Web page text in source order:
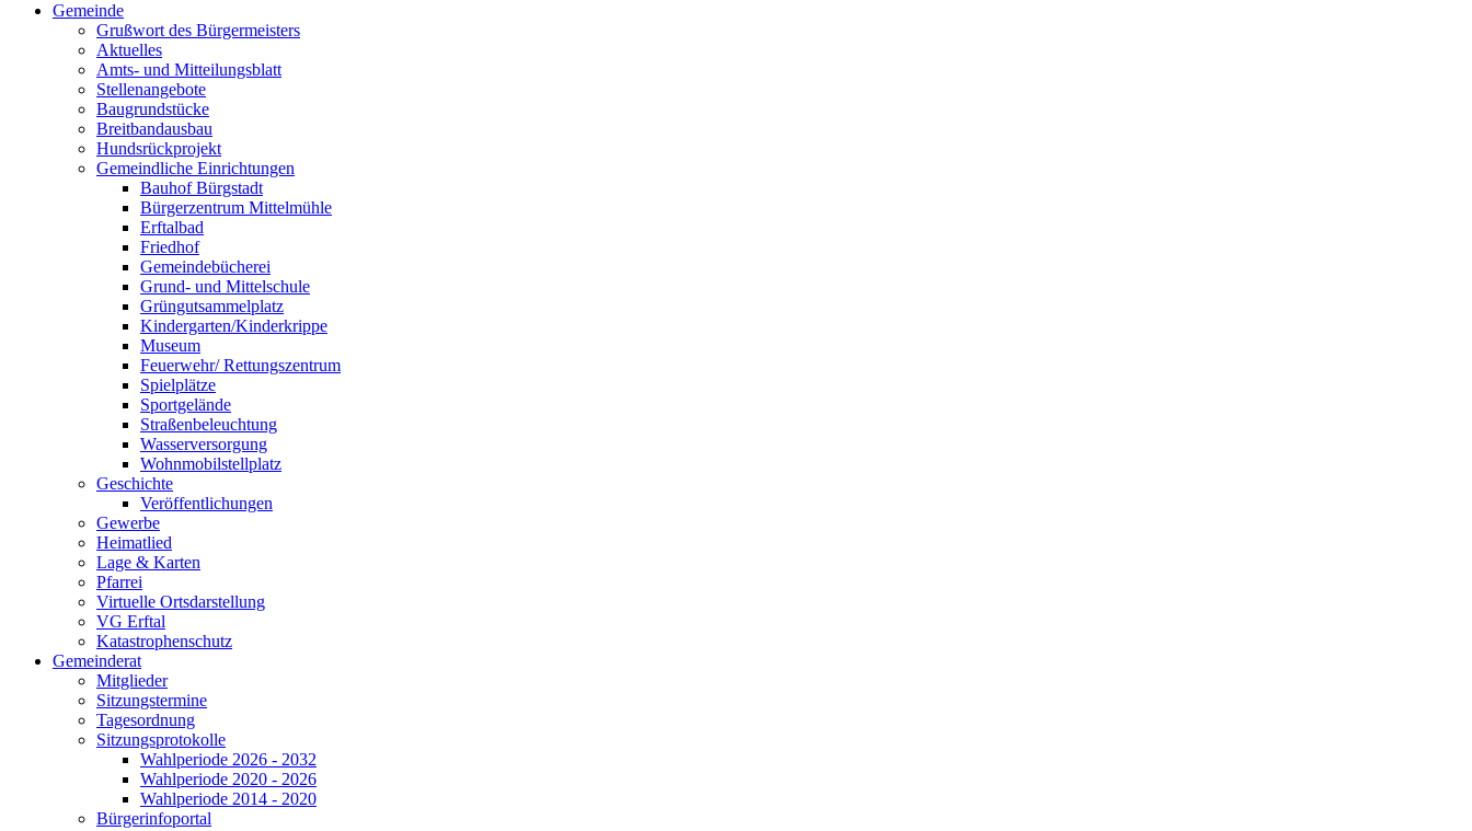
Gemeinde
Grußwort des Bürgermeisters
Aktuelles
Amts- und Mitteilungsblatt
Stellenangebote
Baugrundstücke
Breitbandausbau
Hundsrückprojekt
Gemeindliche Einrichtungen
Bauhof Bürgstadt
Bürgerzentrum Mittelmühle
Erftalbad
Friedhof
Gemeindebücherei
Grund- und Mittelschule
Grüngutsammelplatz
Kindergarten/Kinderkrippe
Museum
Feuerwehr/ Rettungszentrum
Spielplätze
Sportgelände
Straßenbeleuchtung
Wasserversorgung
Wohnmobilstellplatz
Geschichte
Veröffentlichungen
Gewerbe
Heimatlied
Lage & Karten
Pfarrei
Virtuelle Ortsdarstellung
VG Erftal
Katastrophenschutz
Gemeinderat
Mitglieder
Sitzungstermine
Tagesordnung
Sitzungsprotokolle
Wahlperiode 2026 - 2032
Wahlperiode 2020 - 2026
Wahlperiode 2014 - 2020
Bürgerinfoportal